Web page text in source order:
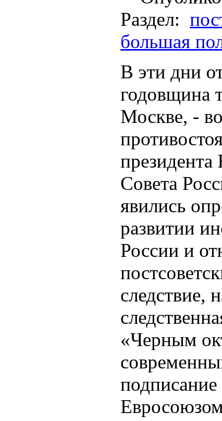
Раздел:
большая
В эти дни
годовщина
Москве, -
Совета
явились
развитии
России и
следствие,
«Черным